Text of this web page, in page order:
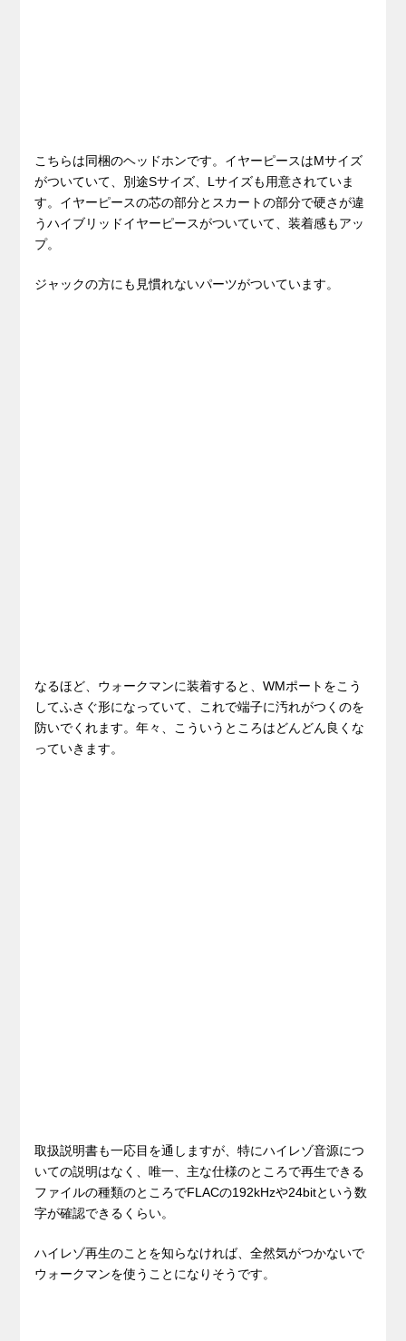
こちらは同梱のヘッドホンです。イヤーピースはMサイズ
がついていて、別途Sサイズ、Lサイズも用意されていま
す。イヤーピースの芯の部分とスカートの部分で硬さが違
うハイブリッドイヤーピースがついていて、装着感もアッ
プ。
ジャックの方にも見慣れないパーツがついています。
なるほど、ウォークマンに装着すると、WMポートをこう
してふさぐ形になっていて、これで端子に汚れがつくのを
防いでくれます。年々、こういうところはどんどん良くな
っていきます。
取扱説明書も一応目を通しますが、特にハイレゾ音源につ
いての説明はなく、唯一、主な仕様のところで再生できる
ファイルの種類のところでFLACの192kHzや24bitという数
字が確認できるくらい。
ハイレゾ再生のことを知らなければ、全然気がつかないで
ウォークマンを使うことになりそうです。